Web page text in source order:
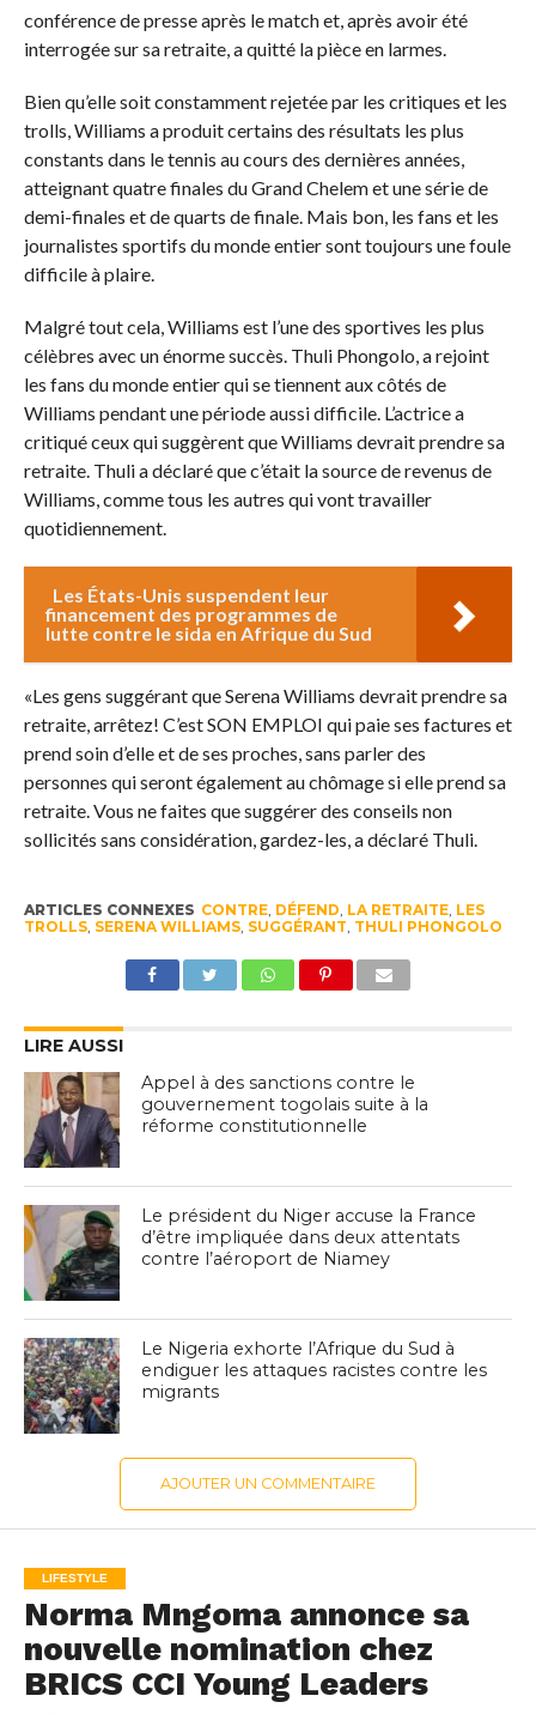
conférence de presse après le match et, après avoir été
interrogée sur sa retraite, a quitté la pièce en larmes.
Bien qu’elle soit constamment rejetée par les critiques et les
trolls, Williams a produit certains des résultats les plus
constants dans le tennis au cours des dernières années,
atteignant quatre finales du Grand Chelem et une série de
demi-finales et de quarts de finale. Mais bon, les fans et les
journalistes sportifs du monde entier sont toujours une foule
difficile à plaire.
Malgré tout cela, Williams est l’une des sportives les plus
célèbres avec un énorme succès. Thuli Phongolo, a rejoint
les fans du monde entier qui se tiennent aux côtés de
Williams pendant une période aussi difficile. L’actrice a
critiqué ceux qui suggèrent que Williams devrait prendre sa
retraite. Thuli a déclaré que c’était la source de revenus de
Williams, comme tous les autres qui vont travailler
quotidiennement.
Les États-Unis suspendent leur
financement des programmes de
lutte contre le sida en Afrique du Sud
«Les gens suggérant que Serena Williams devrait prendre sa
retraite, arrêtez! C’est SON EMPLOI qui paie ses factures et
prend soin d’elle et de ses proches, sans parler des
personnes qui seront également au chômage si elle prend sa
retraite. Vous ne faites que suggérer des conseils non
sollicités sans considération, gardez-les, a déclaré Thuli.
ARTICLES CONNEXES CONTRE, DÉFEND LA RETRAITE, LES
TROLLS, SERENA WILLIAMS, SUGGÉRANT THULI PHONGOLO
LIRE AUSSI
Appel à des sanctions contre le
gouvernement togolais suite à la
réforme constitutionnelle
Le président du Niger accuse la France
d’être impliquée dans deux attentats
contre l’aéroport de Niamey
Le Nigeria exhorte l’Afrique du Sud à
endiguer les attaques racistes contre les
migrants
AJOUTER UN COMMENTAIRE
LIFESTYLE
Norma Mngoma annonce sa
nouvelle nomination chez
BRICS CCI Young Leaders